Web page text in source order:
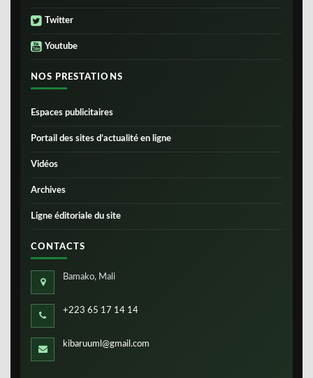
Twitter
Youtube
NOS PRESTATIONS
Espaces publicitaires
Portail des sites d’actualité en ligne
Vidéos
Archives
Ligne éditoriale du site
CONTACTS
Bamako, Mali
+223 65 17 14 14
kibaruuml@gmail.com